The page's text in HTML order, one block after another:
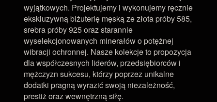
wyjątkowych. Projektujemy i wykonujemy ręcznie
ekskluzywną biżuterię męską ze złota próby 585,
srebra próby 925 oraz starannie
wyselekcjonowanych minerałów o potężnej
wibracji ochronnej. Nasze kolekcje to propozycja
dla współczesnych liderów, przedsiębiorców i
mężczyzn sukcesu, którzy poprzez unikalne
dodatki pragną wyrazić swoją niezależność,
prestiż oraz wewnętrzną siłę.